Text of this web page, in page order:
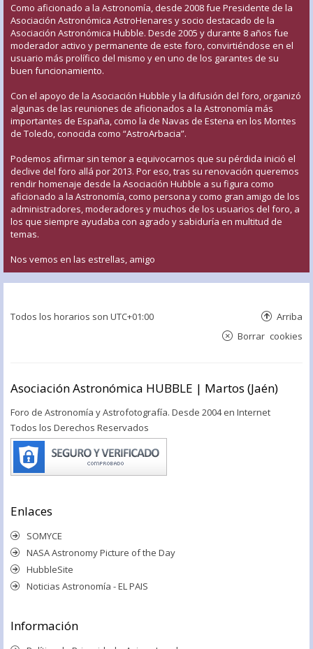
Como aficionado a la Astronomía, desde 2008 fue Presidente de la
Asociación Astronómica AstroHenares y socio destacado de la
Asociación Astronómica Hubble. Desde 2005 y durante 8 años fue
moderador activo y permanente de este foro, convirtiéndose en el
usuario más prolífico del mismo y en uno de los garantes de su
buen funcionamiento.
Con el apoyo de la Asociación Hubble y la difusión del foro, organizó
algunas de las reuniones de aficionados a la Astronomía más
importantes de España, como la de Navas de Estena en los Montes
de Toledo, conocida como “AstroArbacia”.
Podemos afirmar sin temor a equivocarnos que su pérdida inició el
declive del foro allá por 2013. Por eso, tras su renovación queremos
rendir homenaje desde la Asociación Hubble a su figura como
aficionado a la Astronomía, como persona y como gran amigo de los
administradores, moderadores y muchos de los usuarios del foro, a
los que siempre ayudaba con agrado y sabiduría en multitud de
temas.
Nos vemos en las estrellas, amigo
Todos los horarios son UTC+01:00 Arriba
Borrar cookies
Asociación Astronómica HUBBLE | Martos (Jaén)
Foro de Astronomía y Astrofotografía. Desde 2004 en Internet
Todos los Derechos Reservados
Enlaces
SOMYCE
NASA Astronomy Picture of the Day
HubbleSite
Noticias Astronomía - EL PAIS
Información